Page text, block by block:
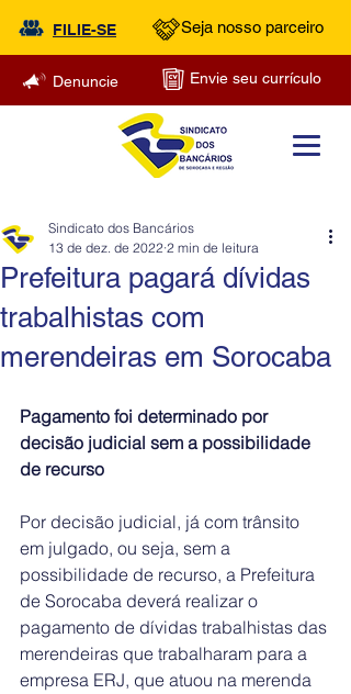
FILIE-SE Seja nosso parceiro
Denuncie Envie seu currículo
Prefeitura pagará dívidas
trabalhistas com
merendeiras em Sorocaba
Sindicato dos Bancários
13 de dez. de 2022 2 min de leitura
Pagamento foi determinado por
decisão judicial sem a possibilidade
de recurso
Por decisão judicial, já com trânsito
em julgado, ou seja, sem a
possibilidade de recurso, a Prefeitura
de Sorocaba deverá realizar o
pagamento de dívidas trabalhistas das
merendeiras que trabalharam para a
empresa ERJ, que atuou na merenda